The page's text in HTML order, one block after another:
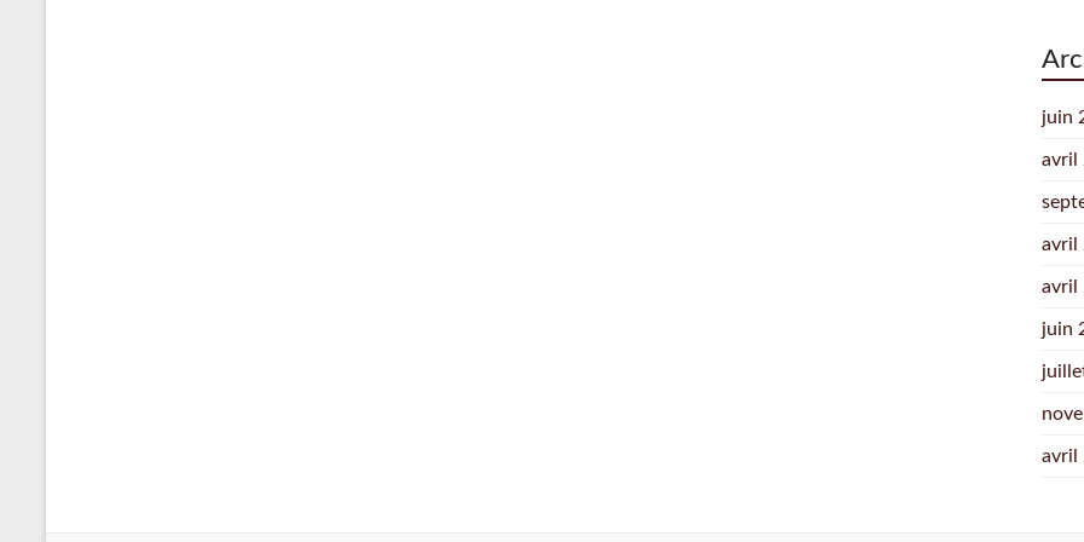
juin
avril
avril
avril
juin
avril